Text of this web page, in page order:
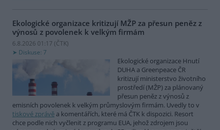
Ekologické organizace kritizují MŽP za přesun peněz z
výnosů z povolenek k velkým firmám
6.8.2026 01:17 (ČTK)
Diskuse: 7
Ekologické organizace Hnutí
DUHA a Greenpeace ČR
kritizují ministerstvo životního
prostředí (MŽP) za plánovaný
přesun peněz z výnosů z
emisních povolenek k velkým průmyslovým firmám. Uvedly to v
tiskové zprávě a komentářích, které má ČTK k dispozici. Resort
chce podle nich vyčlenit z programu EUA, jehož zdrojem jsou